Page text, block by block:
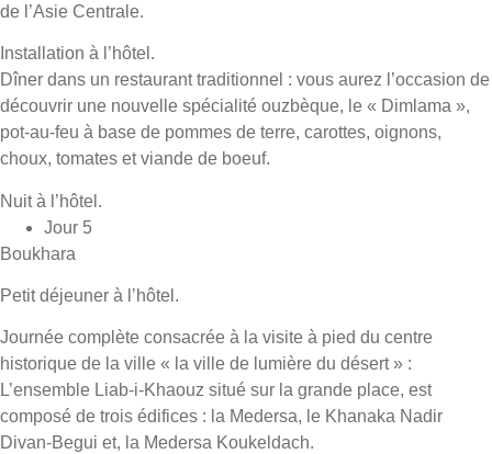
de l’Asie Centrale.
Installation à l’hôtel.
Dîner dans un restaurant traditionnel : vous aurez l’occasion de
découvrir une nouvelle spécialité ouzbèque, le « Dimlama »,
pot-au-feu à base de pommes de terre, carottes, oignons,
choux, tomates et viande de boeuf.
Nuit à l’hôtel.
Jour 5
Boukhara
Petit déjeuner à l’hôtel.
Journée complète consacrée à la visite à pied du centre
historique de la ville « la ville de lumière du désert » :
L’ensemble Liab-i-Khaouz situé sur la grande place, est
composé de trois édifices : la Medersa, le Khanaka Nadir
Divan-Begui et, la Medersa Koukeldach.